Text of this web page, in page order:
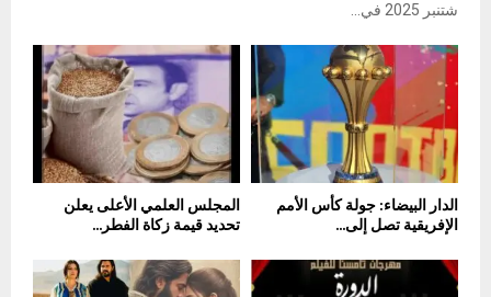
شتنبر 2025 في...
المجلس العلمي الأعلى يعلن
تحديد قيمة زكاة الفطر...
الدار البيضاء: جولة كأس الأمم
الإفريقية تصل إلى...